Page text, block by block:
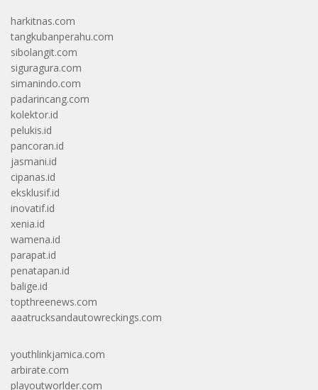
harkitnas.com
tangkubanperahu.com
sibolangit.com
siguragura.com
simanindo.com
padarincang.com
kolektor.id
pelukis.id
pancoran.id
jasmani.id
cipanas.id
eksklusif.id
inovatif.id
xenia.id
wamena.id
parapat.id
penatapan.id
balige.id
topthreenews.com
aaatrucksandautowreckings.com
youthlinkjamica.com
arbirate.com
playoutworlder.com